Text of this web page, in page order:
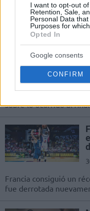
I want to opt-out
Retention, Sale,
Personal Data
Purposes for
Opted In
Google consents
CONFIRM
El base francés se
partido ante Eslovenia
sobre lo ocurrido al
Francia consiguió un
fue derrotada